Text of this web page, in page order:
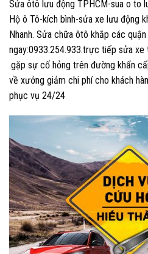
Sửa ôtô lưu động TPHCM-sua o to
Hộ ô Tô-kích bình-sửa xe lưu động
Nhanh. Sửa chữa ôtô khắp các
ngay:0933.254.933.trực tiếp sửa xe
.gặp sự cố hỏng trên đường khẩn
về xưởng giảm chi phí cho khách
phục vụ 24/24